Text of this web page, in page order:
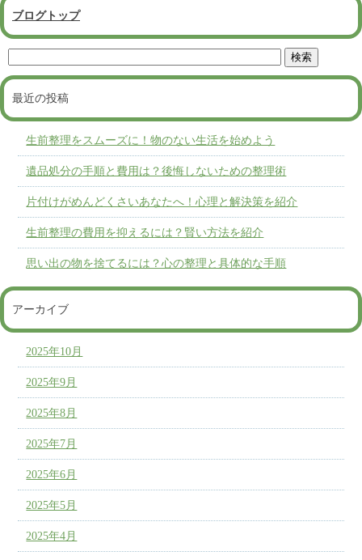
ブログトップ
最近の投稿
生前整理をスムーズに！物のない生活を始めよう
遺品処分の手順と費用は？後悔しないための整理術
片付けがめんどくさいあなたへ！心理と解決策を紹介
生前整理の費用を抑えるには？賢い方法を紹介
思い出の物を捨てるには？心の整理と具体的な手順
アーカイブ
2025年10月
2025年9月
2025年8月
2025年7月
2025年6月
2025年5月
2025年4月